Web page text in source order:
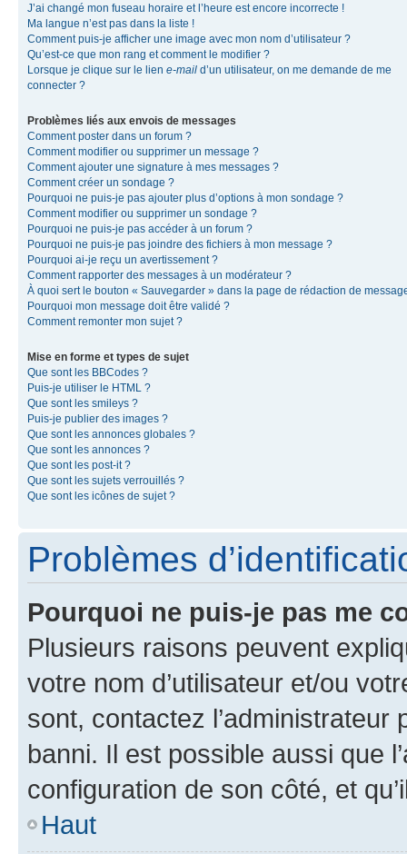
J’ai changé mon fuseau horaire et l’heure est encore incorrecte !
Ma langue n’est pas dans la liste !
Comment puis-je afficher une image avec mon nom d’utilisateur ?
Qu’est-ce que mon rang et comment le modifier ?
Lorsque je clique sur le lien e-mail d’un utilisateur, on me demande de me
connecter ?
Problèmes liés aux envois de messages
Comment poster dans un forum ?
Comment modifier ou supprimer un message ?
Comment ajouter une signature à mes messages ?
Comment créer un sondage ?
Pourquoi ne puis-je pas ajouter plus d’options à mon sondage ?
Comment modifier ou supprimer un sondage ?
Pourquoi ne puis-je pas accéder à un forum ?
Pourquoi ne puis-je pas joindre des fichiers à mon message ?
Pourquoi ai-je reçu un avertissement ?
Comment rapporter des messages à un modérateur ?
À quoi sert le bouton « Sauvegarder » dans la page de rédaction de
Pourquoi mon message doit être validé ?
Comment remonter mon sujet ?
Mise en forme et types de sujet
Que sont les BBCodes ?
Puis-je utiliser le HTML ?
Que sont les smileys ?
Puis-je publier des images ?
Que sont les annonces globales ?
Que sont les annonces ?
Que sont les post-it ?
Que sont les sujets verrouillés ?
Que sont les icônes de sujet ?
Problèmes
Pourquoi ne puis-je pas me
Plusieurs raisons peuvent
votre nom d’utilisateur et/ou
sont, contactez l’administrateur
banni. Il est possible aussi que
configuration de son côté, et
Haut